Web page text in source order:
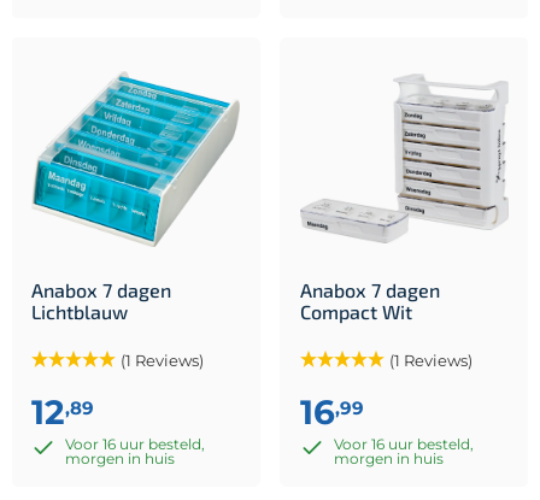
Anabox 7 dagen
Lichtblauw
(1 Reviews)
12,89
Voor 16 uur besteld,
morgen in huis
Anabox 7 dagen
Compact Wit
(1 Reviews)
16,99
Voor 16 uur besteld,
morgen in huis